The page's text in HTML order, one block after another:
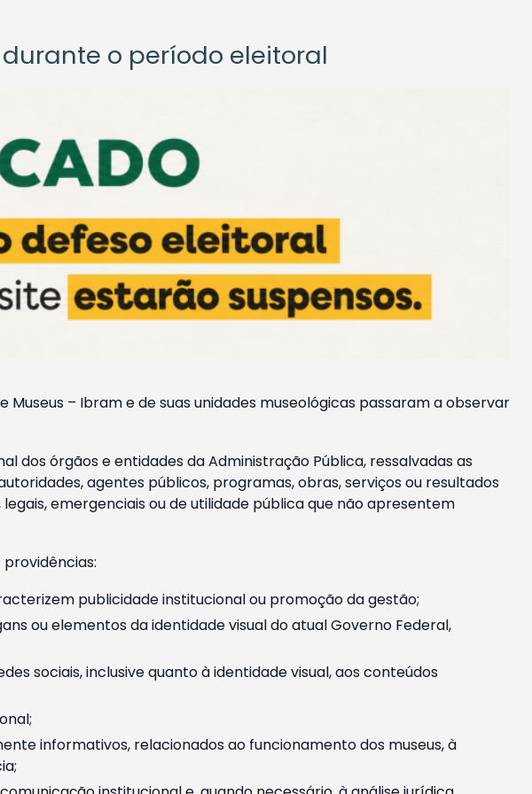
o período eleitoral
– Ibram e de suas unidades museológicas passaram a observar
dos órgãos e entidades da Administração Pública, ressalvadas as
agentes públicos, programas, obras, serviços ou resultados
emergenciais ou de utilidade pública que não apresentem
publicidade institucional ou promoção da gestão;
ou elementos da identidade visual do atual Governo Federal,
sociais, inclusive quanto à identidade visual, aos conteúdos
informativos, relacionados ao funcionamento dos museus, à